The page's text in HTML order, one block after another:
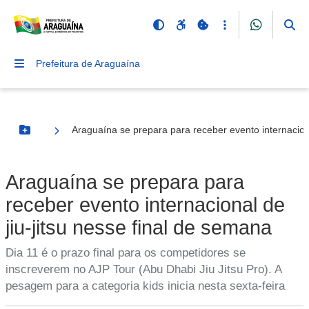
Prefeitura de Araguaína
Botão Menu
Araguaína se prepara para receber evento
Araguaína se prepara para
receber evento internacional de
jiu-jitsu nesse final de semana
Dia 11 é o prazo final para os competidores se
inscreverem no AJP Tour (Abu Dhabi Jiu Jitsu Pro). A
pesagem para a categoria kids inicia nesta sexta-feira